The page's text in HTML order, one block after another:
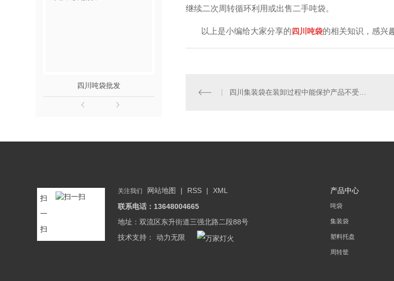
四川吨袋批发
继续二次周转循环利用或出售二手吨袋。
以上是小编给大家分享的四川吨袋的相关知识，感兴
四川集装袋在装卸过程中能保护产品不受到损坏
扫
一
扫
关注我们 网站地图 | RSS |
XML
联系电话：13648004665
地址：双流区东升街道三强北路二段88号
技术支持：
动力无限
产品中心
吨袋
集装袋
塑料托盘
周转筐